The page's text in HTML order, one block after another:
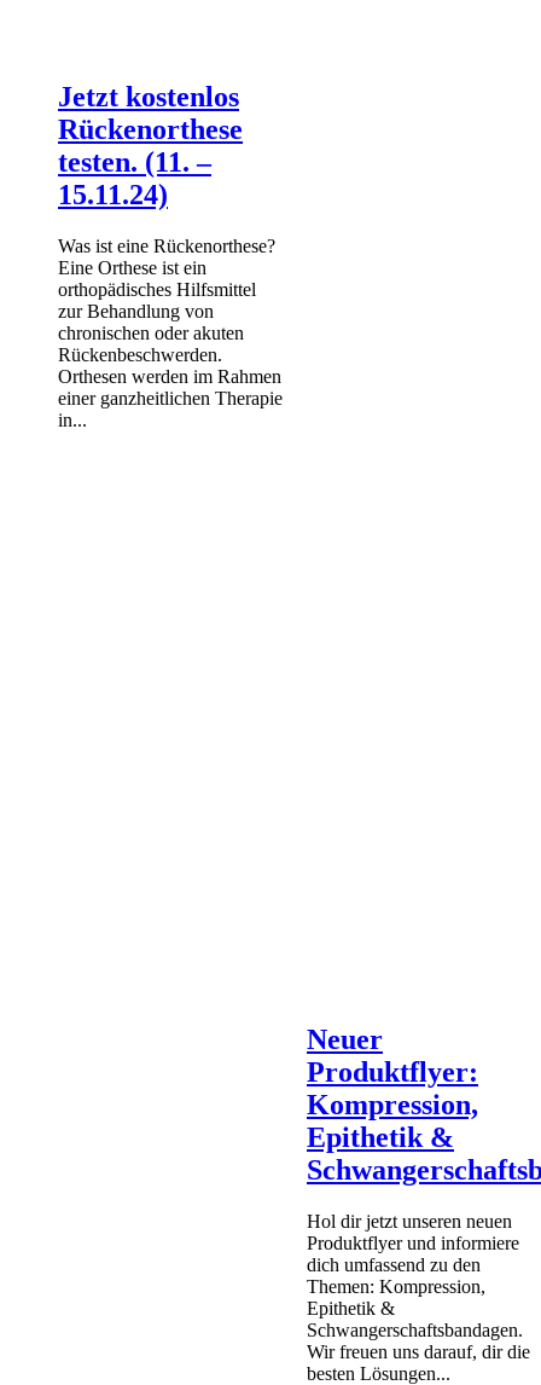
Jetzt kostenlos
Rückenorthese
testen. (11. –
15.11.24)
Was ist eine Rückenorthese?
Eine Orthese ist ein
orthopädisches Hilfsmittel
zur Behandlung von
chronischen oder akuten
Rückenbeschwerden.
Orthesen werden im Rahmen
einer ganzheitlichen Therapie
in...
Neuer
Produktflyer:
Kompression,
Epithetik &
Hol dir jetzt unseren neuen
Produktflyer und informiere
dich umfassend zu den
Themen: Kompression,
Epithetik &
Schwangerschaftsbandagen.
Wir freuen uns darauf, dir die
besten Lösungen...